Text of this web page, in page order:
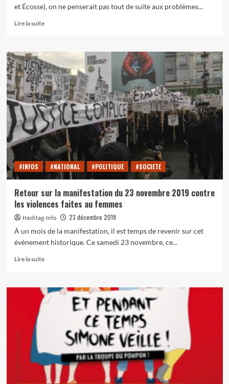
et Écosse), on ne penserait pas tout de suite aux problèmes...
Lire la suiteEn
sur
Logement
social
en
Grande-
Bretagne
:
un
problème
sans
solution ?
#INFOS #NATIONAL #POLITIQUE #SOCIETE
Retour sur la manifestation du 23 novembre 2019 contre
les violences faites au femmes
Hashtag-Info
23 décembre 2019
À un mois de la manifestation, il est temps de revenir sur cet
évènement historique. Ce samedi 23 novembre, ce...
Lire la suiteEn
sur
Retour
novembre
2019
contre